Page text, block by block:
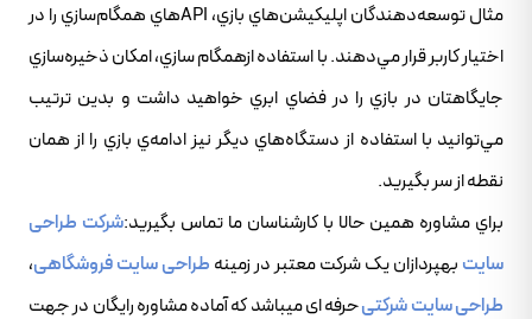
مثال توسعه‌دهندگان اپليکيشن‌هاي بازي، APIهاي همگام‌سازي را در
اختيار کاربر قرار مي‌دهند. با استفاده ازهمگام سازي، امکان ذخيره‌سازي
جايگاهتان در بازي را در فضاي ابري خواهيد داشت و بدين ترتيب
مي‌توانيد با استفاده از دستگاه‌هاي ديگر نيز ادامه‌ي بازي را از همان
نقطه از سر بگيريد.
براي مشاوره همين حالا با کارشناسان ما تماس بگيريد:شرکت طراحی
سایت بهپردازان یک شرکت معتبر در زمینه طراحی سایت فروشگاهی،
طراحی سایت شرکتیحرفه ای میباشد که آماده مشاوره رایگان در جهت